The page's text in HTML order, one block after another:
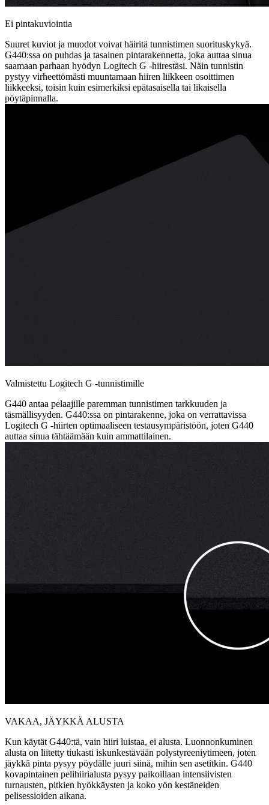
Ei pintakuviointia
Suuret kuviot ja muodot voivat häiritä tunnistimen suorituskykyä.
G440:ssa on puhdas ja tasainen pintarakennetta, joka auttaa sinua
saamaan parhaan hyödyn Logitech G -hiirestäsi. Näin tunnistin
pystyy virheettömästi muuntamaan hiiren liikkeen osoittimen
liikkeeksi, toisin kuin esimerkiksi epätasaisella tai likaisella
pöytäpinnalla.
Valmistettu Logitech G -tunnistimille
G440 antaa pelaajille paremman tunnistimen tarkkuuden ja
täsmällisyyden. G440:ssa on pintarakenne, joka on verrattavissa
Logitech G -hiirten optimaaliseen testausympäristöön, joten G440
auttaa sinua tähtäämään kuin ammattilainen.
VAKAA, JÄYKKÄ ALUSTA
Kun käytät G440:tä, vain hiiri luistaa, ei alusta. Luonnonkuminen
alusta on liitetty tiukasti iskunkestävään polystyreeniytimeen, joten
jäykkä pinta pysyy pöydälle juuri siinä, mihin sen asetitkin. G440
kovapintainen pelihiirialusta pysyy paikoillaan intensiivisten
turnausten, pitkien hyökkäysten ja koko yön kestäneiden
pelisessioiden aikana.